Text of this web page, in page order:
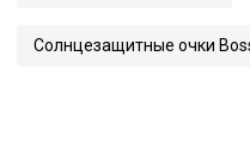
Солнцезащитные очки